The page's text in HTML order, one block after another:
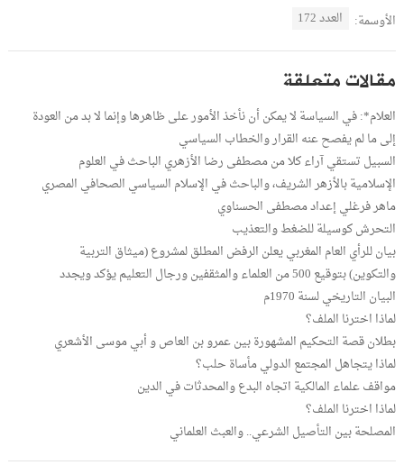
الأوسمة: العدد 172
مقالات متعلقة
العلام*: في السياسة لا يمكن أن نأخذ الأمور على ظاهرها وإنما لا بد من العودة
إلى ما لم يفصح عنه القرار والخطاب السياسي
السبيل تستقي آراء كلا من مصطفى رضا الأزهري الباحث في العلوم
الإسلامية بالأزهر الشريف، والباحث في الإسلام السياسي الصحافي المصري
ماهر فرغلي إعداد مصطفى الحسناوي
التحرش كوسيلة للضغط والتعذيب
بيان للرأي العام المغربي يعلن الرفض المطلق لمشروع (ميثاق التربية
والتكوين) بتوقيع 500 من العلماء والمثقفين ورجال التعليم يؤكد ويجدد
البيان التاريخي لسنة 1970م
لماذا اخترنا الملف؟
بطلان قصة التحكيم المشهورة بين عمرو بن العاص و أبي موسى الأشعري
لماذا يتجاهل المجتمع الدولي مأساة حلب؟
مواقف علماء المالكية اتجاه البدع والمحدثات في الدين
لماذا اخترنا الملف؟
المصلحة بين التأصيل الشرعي.. والعبث العلماني